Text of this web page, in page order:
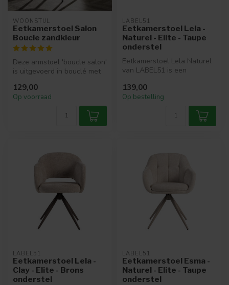
WOONSTIJL
Eetkamerstoel Salon
Boucle zandkleur
Deze armstoel 'boucle salon'
is uitgevoerd in bouclé met
129,00
Op voorraad
LABEL51
Eetkamerstoel Lela -
Naturel - Elite - Taupe
onderstel
Eetkamerstoel Lela Naturel
van LABEL51 is een
zachte ...
139,00
Op bestelling
LABEL51
Eetkamerstoel Lela -
Clay - Elite - Brons
onderstel
LABEL51
Eetkamerstoel Esma -
Naturel - Elite - Taupe
onderstel